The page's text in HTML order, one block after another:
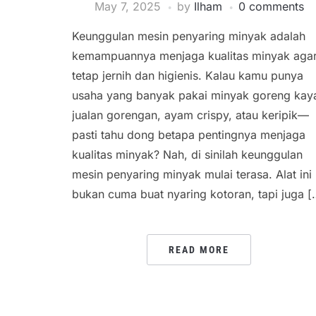
May 7, 2025 by Ilham 0 comments
Keunggulan mesin penyaring minyak adalah
kemampuannya menjaga kualitas minyak
tetap jernih dan higienis. Kalau kamu punya
usaha yang banyak pakai minyak goreng
jualan gorengan, ayam crispy, atau keripik—
pasti tahu dong betapa pentingnya menjaga
kualitas minyak? Nah, di sinilah keunggulan
mesin penyaring minyak mulai terasa. Alat ini
bukan cuma buat nyaring kotoran, tapi juga
READ MORE